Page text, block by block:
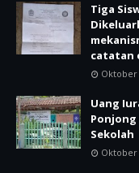
Tiga
catatan
Oktober
Uang
Sekolah
Oktober